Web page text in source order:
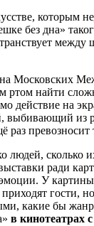
без дна»
Московских
ртом найти
на
из
превозносит
сколько
ради
У
какие бы
в кинотеатрах